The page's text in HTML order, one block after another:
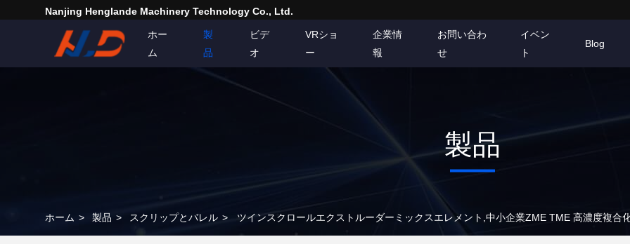
Nanjing Henglande Machinery Technology Co., Ltd.
ホー
ム
製
品
ビデ
オ
VRショ
ー
企業情
報
お問い合わ
せ
イベン
ト
Blog
製品
ホーム > 製品 > スクリップとバレル > ツインスクロールエクストルーダーミックスエレメント,中小企業ZME TME 高濃度複合